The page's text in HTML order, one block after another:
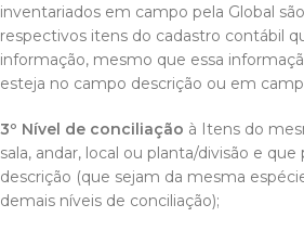
inventariados em campo pela Global
respectivos itens do cadastro contábil
informação, mesmo que essa
esteja no campo descrição ou em
3º Nível de conciliação à Itens do
sala, andar, local ou planta/divisão e
descrição (que sejam da mesma
demais níveis de conciliação);